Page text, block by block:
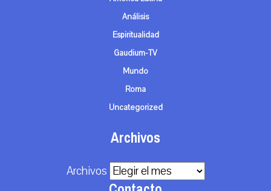
Análisis
Espiritualidad
Gaudium-TV
Mundo
Roma
Uncategorized
Archivos
Archivos